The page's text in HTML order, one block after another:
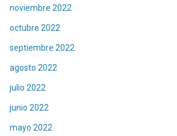
noviembre 2022
octubre 2022
septiembre 2022
agosto 2022
julio 2022
junio 2022
mayo 2022